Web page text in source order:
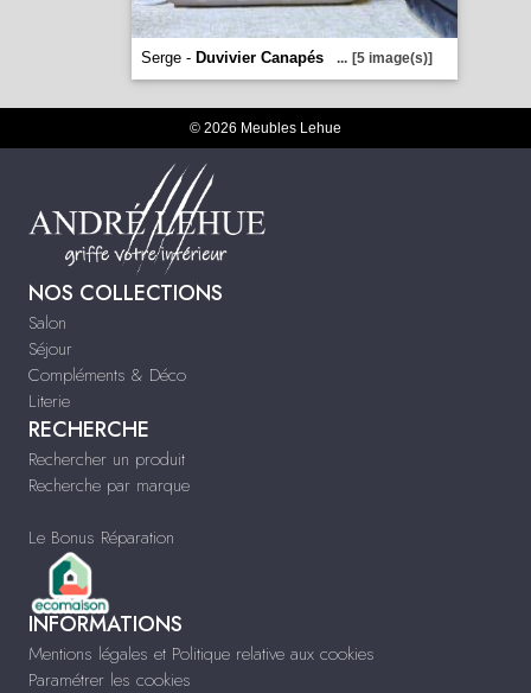
Serge - Duvivier Canapés ... [5 image(s)]
© 2026 Meubles Lehue
NOS COLLECTIONS
Salon
Séjour
Compléments & Déco
Literie
RECHERCHE
Rechercher un produit
Recherche par marque
Le Bonus Réparation
INFORMATIONS
Mentions légales et Politique relative aux cookies
Paramétrer les cookies